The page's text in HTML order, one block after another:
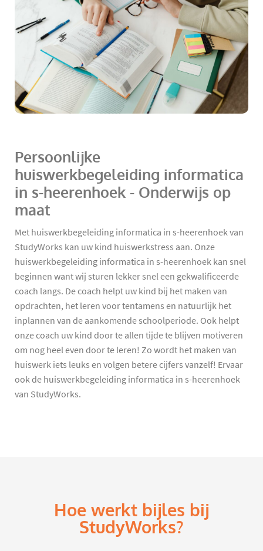
Persoonlijke
huiswerkbegeleiding informatica
in s-heerenhoek - Onderwijs op
maat
Met huiswerkbegeleiding informatica in s-heerenhoek van
StudyWorks kan uw kind huiswerkstress aan. Onze
huiswerkbegeleiding informatica in s-heerenhoek kan snel
beginnen want wij sturen lekker snel een gekwalificeerde
coach langs. De coach helpt uw kind bij het maken van
opdrachten, het leren voor tentamens en natuurlijk het
inplannen van de aankomende schoolperiode. Ook helpt
onze coach uw kind door te allen tijde te blijven motiveren
om nog heel even door te leren! Zo wordt het maken van
huiswerk iets leuks en volgen betere cijfers vanzelf! Ervaar
ook de huiswerkbegeleiding informatica in s-heerenhoek
van StudyWorks.
Hoe werkt bijles bij
StudyWorks?